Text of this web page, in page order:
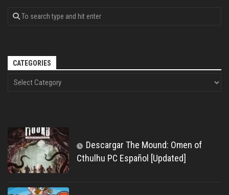
CATEGORIES
Descargar The Mound: Omen of
Cthulhu PC Español [Updated]